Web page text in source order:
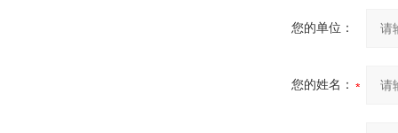
您的单位：
您的姓名：